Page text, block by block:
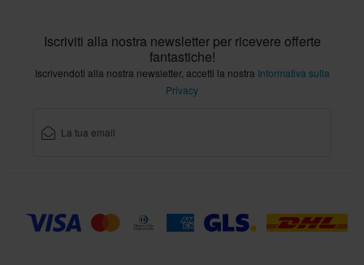
Iscriviti alla nostra newsletter per ricevere offerte
fantastiche!
Iscrivendoti alla nostra newsletter, accetti la nostra Informativa sulla
Privacy